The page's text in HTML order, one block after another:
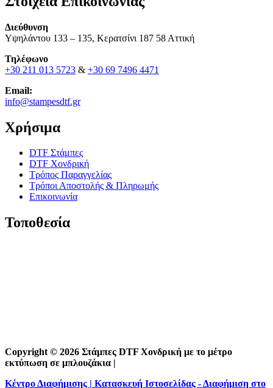
Διεύθυνση
Υψηλάντου 133 – 135, Κερατσίνι 187 58 Αττική
Τηλέφωνο
+30 211 013 5723 & +30 69 7496 4471
Email:
info@stampesdtf.gr
Χρήσιμα
DTF Στάμπες
DTF Χονδρική
Τρόπος Παραγγελίας
Τρόποι Αποστολής & Πληρωμής
Επικοινωνία
Τοποθεσία
Copyright © 2026 Στάμπες DTF Χονδρική με το μέτρο
εκτύπωση σε μπλουζάκια |
Κέντρο Διαφήμισης | Κατασκευή Ιστοσελίδας - Διαφήμιση στο